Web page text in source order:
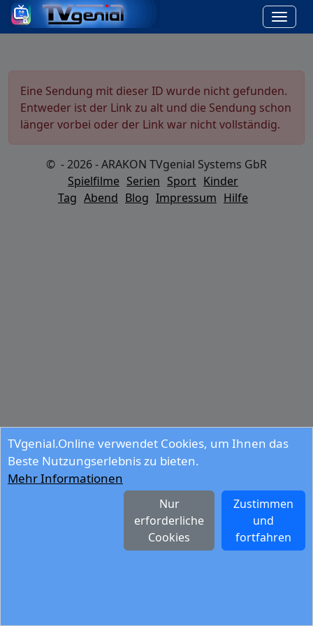
TVgenial.Online verwendet Cookies, um Ihnen das
Beste Nutzungserlebnis zu bieten.
Mehr Informationen
Zustimmen
und
fortfahren
Nur
erforderliche
Cookies
Eine Sendung mit dieser ID wurde nicht gefunden.
Entweder ist der Link zu alt und die Sendung schon
länger vorbei oder der Link war nicht vollständig.
© - 2026 - ARAKON TVgenial Systems GbR
Spielfilme Serien Sport Kinder
Tag Abend Blog Impressum Hilfe